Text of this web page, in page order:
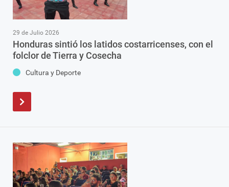
29 de Julio 2026
Honduras sintió los latidos costarricenses, con el
folclor de Tierra y Cosecha
Cultura y Deporte